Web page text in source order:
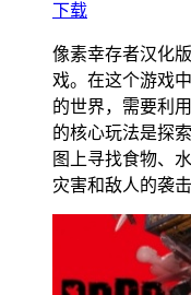
下载
像素幸存者汉化
戏。在这个游戏
的世界，需要利
的核心玩法是探
图上寻找食物、
灾害和敌人的袭击